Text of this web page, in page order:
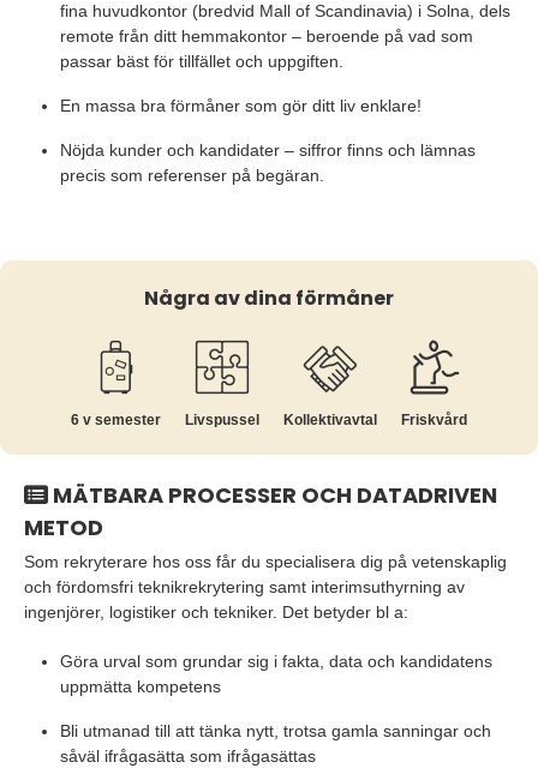
fina huvudkontor (bredvid Mall of Scandinavia) i Solna, dels
remote från ditt hemmakontor – beroende på vad som
passar bäst för tillfället och uppgiften.
En massa bra förmåner som gör ditt liv enklare!
Nöjda kunder och kandidater – siffror finns och lämnas
precis som referenser på begäran.
Några av dina förmåner
6 v semester Livspussel Kollektiv­avtal Friskvård
MÄTBARA PROCESSER OCH DATADRIVEN
METOD
Som rekryterare hos oss får du specialisera dig på vetenskaplig
och fördomsfri teknikrekrytering samt interimsuthyrning av
ingenjörer, logistiker och tekniker. Det betyder bl a:
Göra urval som grundar sig i fakta, data och kandidatens
uppmätta kompetens
Bli utmanad till att tänka nytt, trotsa gamla sanningar och
såväl ifrågasätta som ifrågasättas